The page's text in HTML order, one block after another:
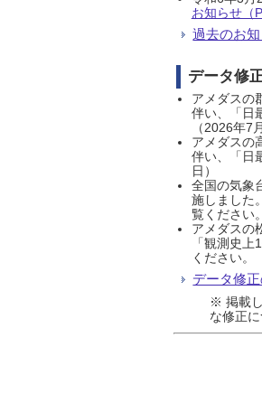
お知らせ（
過去のお
データ修
アメダスの
伴い、「日
（2026年7
アメダスの
伴い、「日
日）
全国の気象
施しました
覧ください
アメダスの
「観測史
ください。
データ修
※ 掲載
な修正